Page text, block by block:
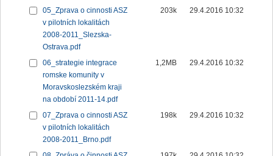
05_Zprava o cinnosti ASZ
v pilotních lokalitách
2008-2011_Slezska-
Ostrava.pdf
203k 29.4.2016 10:32
06_strategie integrace
romske komunity v
Moravskoslezském kraji
na období 2011-14.pdf
1,2MB 29.4.2016 10:32
07_Zprava o cinnosti ASZ
v pilotních lokalitách
2008-2011_Brno.pdf
198k 29.4.2016 10:32